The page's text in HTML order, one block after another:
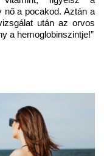
nő a pocakod. Aztán a
után az orvos
a hemoglobinszintje!”